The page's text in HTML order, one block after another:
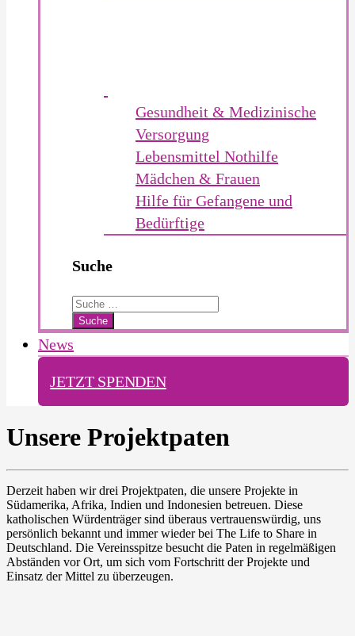
Gesundheit & Medizinische
Versorgung
Lebensmittel Nothilfe
Mädchen & Frauen
Hilfe für Gefangene und
Bedürftige
Suche
Search
for:
News
JETZT SPENDEN
Unsere Projektpaten
Derzeit haben wir drei Projektpaten, die unsere Projekte in
Südamerika, Afrika, Indien und Indonesien betreuen. Diese
katholischen Würdenträger sind überaus vertrauenswürdig, uns
persönlich bekannt und immer wieder bei The Life to Share in
Deutschland. Die Vereinsspitze besucht die Paten in regelmäßigen
Abständen vor Ort, um sich vom Fortschritt der Projekte und
Einsatz der Mittel zu überzeugen.